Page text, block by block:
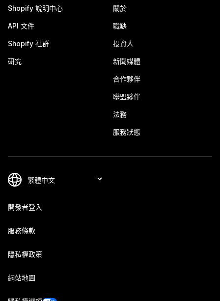
Shopify 說明中心
API 文件
Shopify 社群
研究
關於
職缺
投資人
新聞媒體
合作夥伴
聯盟夥伴
法務
服務狀態
開發者登入
服務條款
隱私權政策
網站地圖